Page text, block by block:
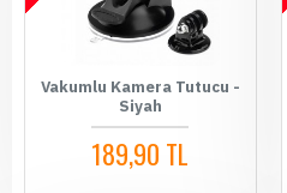
Vakumlu Kamera Tutucu -
Siyah
189,90 TL